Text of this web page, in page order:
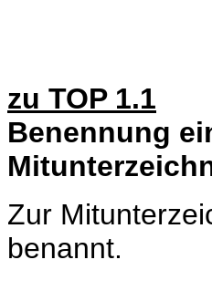
zu TOP 1.1
Benennung
Zur
benannt.